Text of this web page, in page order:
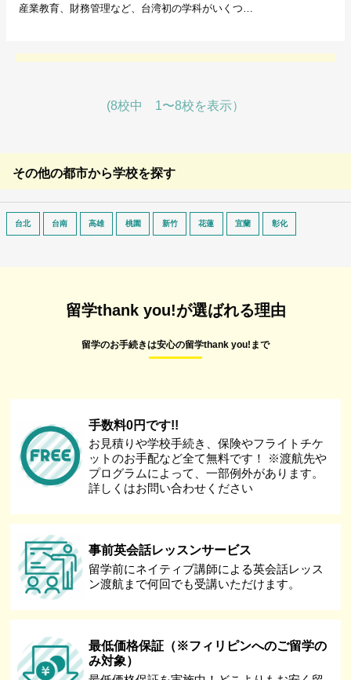
産業教育、財務管理など、台湾初の学科がいくつ…
(8校中 1〜8校を表示）
その他の都市から学校を探す
台北 台南 高雄 桃園 新竹 花蓮 宜蘭 彰化
留学thank you!が選ばれる理由
留学のお手続きは安心の留学thank you!まで
手数料0円です!!
お見積りや学校手続き、保険やフライトチケ
ットのお手配など全て無料です！ ※渡航先や
プログラムによって、一部例外があります。
詳しくはお問い合わせください
事前英会話レッスンサービス
留学前にネイティブ講師による英会話レッス
ン渡航まで何回でも受講いただけます。
最低価格保証（※フィリピンへのご留学の
み対象）